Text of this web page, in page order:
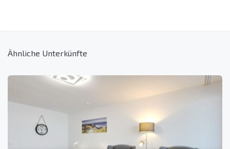
Ähnliche Unterkünfte